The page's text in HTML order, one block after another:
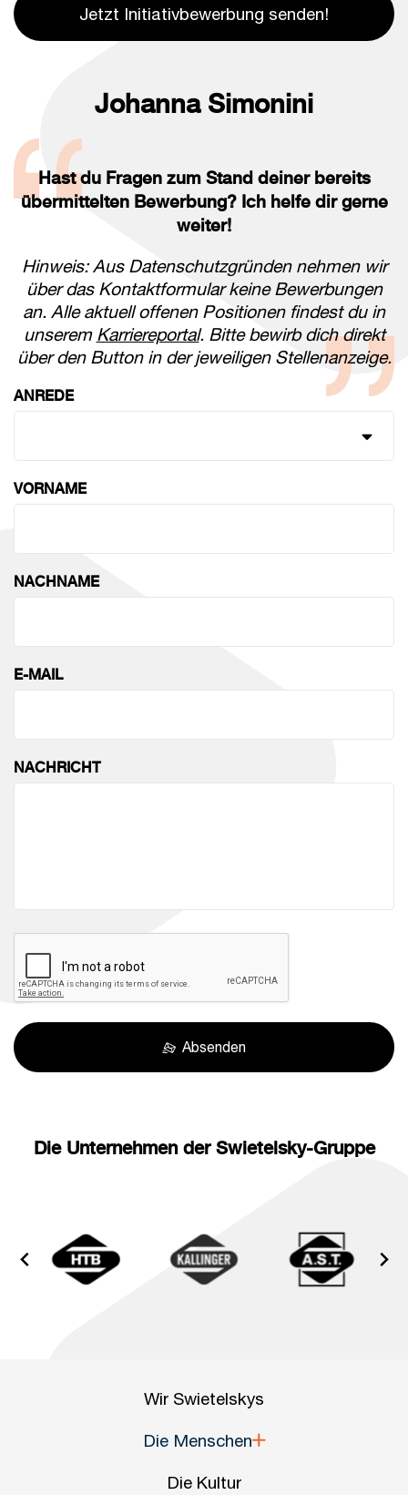
Jetzt Initiativbewerbung senden!
Johanna Simonini
Hast du Fragen zum Stand deiner bereits
übermittelten Bewerbung? Ich helfe dir gerne
weiter!
Hinweis: Aus Datenschutzgründen nehmen wir
über das Kontaktformular keine Bewerbungen
an. Alle aktuell offenen Positionen findest du in
unserem Karriereportal. Bitte bewirb dich direkt
über den Button in der jeweiligen Stellenanzeige.
ANREDE
VORNAME
NACHNAME
E-MAIL
NACHRICHT
Absenden
Die Unternehmen der Swietelsky-Gruppe
Wir Swietelskys
Die Menschen
Die Kultur